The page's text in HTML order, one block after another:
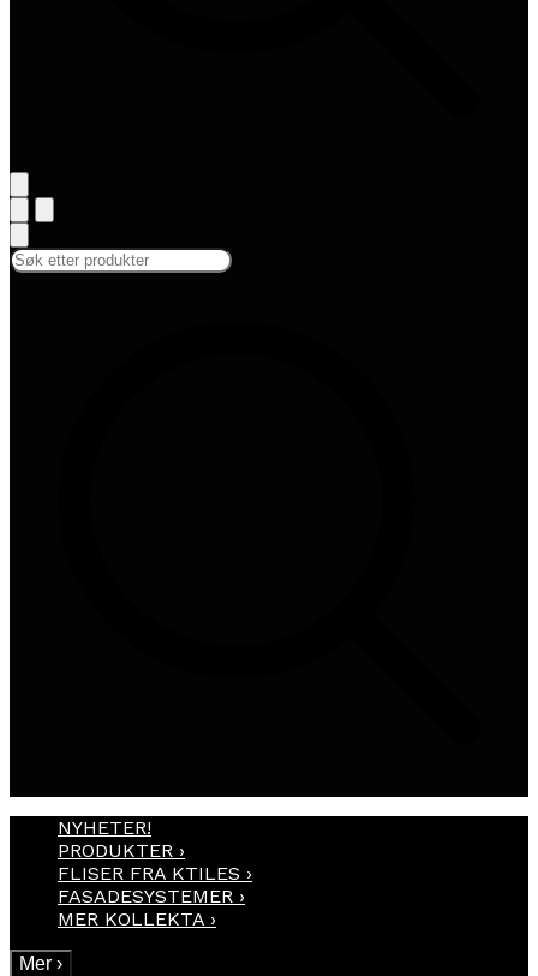
NYHETER!
PRODUKTER ›
FLISER FRA KTILES ›
FASADESYSTEMER ›
MER KOLLEKTA ›
Mer ›